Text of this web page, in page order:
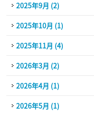
2025年9月 (2)
2025年10月 (1)
2025年11月 (4)
2026年3月 (2)
2026年4月 (1)
2026年5月 (1)